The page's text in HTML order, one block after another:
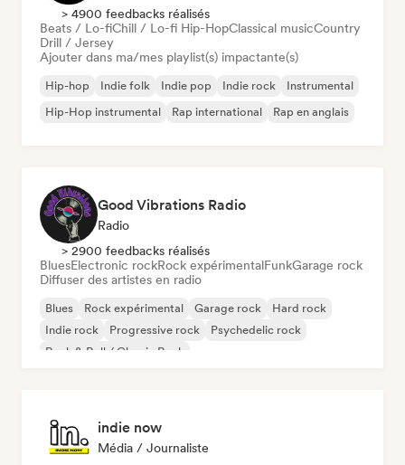
> 4900 feedbacks réalisés
Beats / Lo-fiChill / Lo-fi Hip-HopClassical musicCountry
Drill / Jersey
Ajouter dans ma/mes playlist(s) impactante(s)
Hip-hop Indie folk Indie pop Indie rock
Instrumental
Hip-Hop instrumental
Rap international Rap en anglais
Good Vibrations Radio
Radio
> 2900 feedbacks réalisés
BluesElectronic rockRock expérimentalFunkGarage rock
Diffuser des artistes en radio
Blues Rock expérimental Garage rock
Hard rock
Indie rock
Progressive rock
Psychedelic rock
Rock & Roll / Classic Rock
indie now
Média / Journaliste